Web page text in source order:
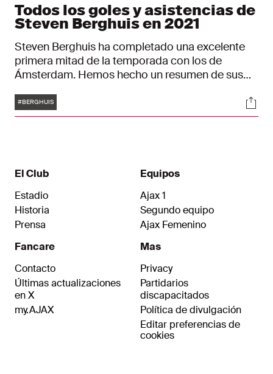
Todos los goles y asistencias de
Steven Berghuis en 2021
Steven Berghuis ha completado una excelente
primera mitad de la temporada con los de
Ámsterdam. Hemos hecho un resumen de sus
del Ajax.
Etiquetas
#BERGHUIS
El Club
Estadio
Historia
Prensa
Fancare
Contacto
Últimas actualizaciones
en X
my.AJAX
Equipos
Ajax 1
Segundo equipo
Ajax Femenino
Mas
Privacy
Partidarios
discapacitados
Política de divulgación
Editar preferencias de
cookies